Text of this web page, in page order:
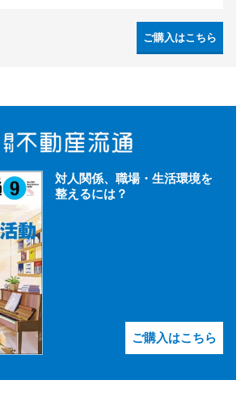
ご購入はこちら
対人関係、職場・生活環境を
整えるには？
ご購入はこちら